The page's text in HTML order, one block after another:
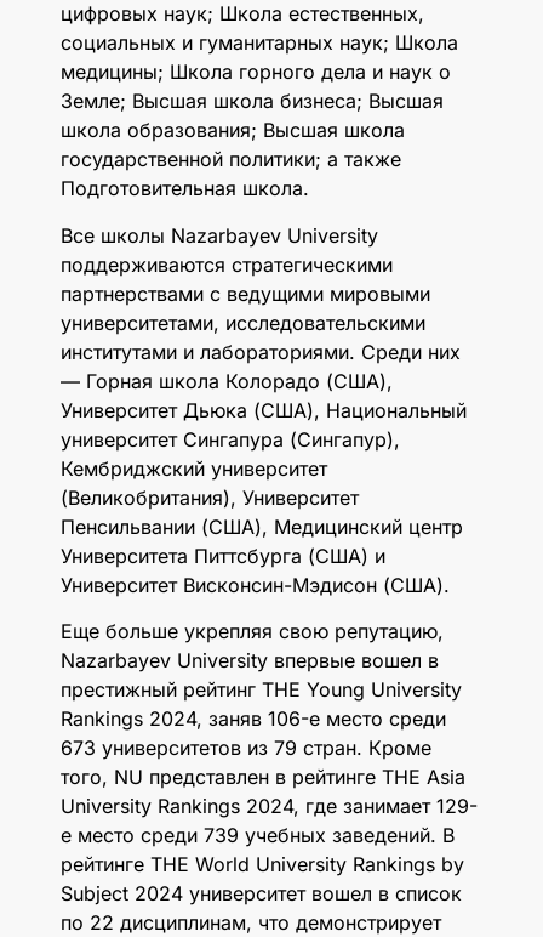
цифровых наук; Школа естественных,
социальных и гуманитарных наук; Школа
медицины; Школа горного дела и наук о
Земле; Высшая школа бизнеса; Высшая
школа образования; Высшая школа
государственной политики; а также
Подготовительная школа.
Все школы Nazarbayev University
поддерживаются стратегическими
партнерствами с ведущими мировыми
университетами, исследовательскими
институтами и лабораториями. Среди них
— Горная школа Колорадо (США),
Университет Дьюка (США), Национальный
университет Сингапура (Сингапур),
Кембриджский университет
(Великобритания), Университет
Пенсильвании (США), Медицинский центр
Университета Питтсбурга (США) и
Университет Висконсин-Мэдисон (США).
Еще больше укрепляя свою репутацию,
Nazarbayev University впервые вошел в
престижный рейтинг THE Young University
Rankings 2024, заняв 106-е место среди
673 университетов из 79 стран. Кроме
того, NU представлен в рейтинге THE Asia
University Rankings 2024, где занимает 129-
е место среди 739 учебных заведений. В
рейтинге THE World University Rankings by
Subject 2024 университет вошел в список
по 22 дисциплинам, что демонстрирует